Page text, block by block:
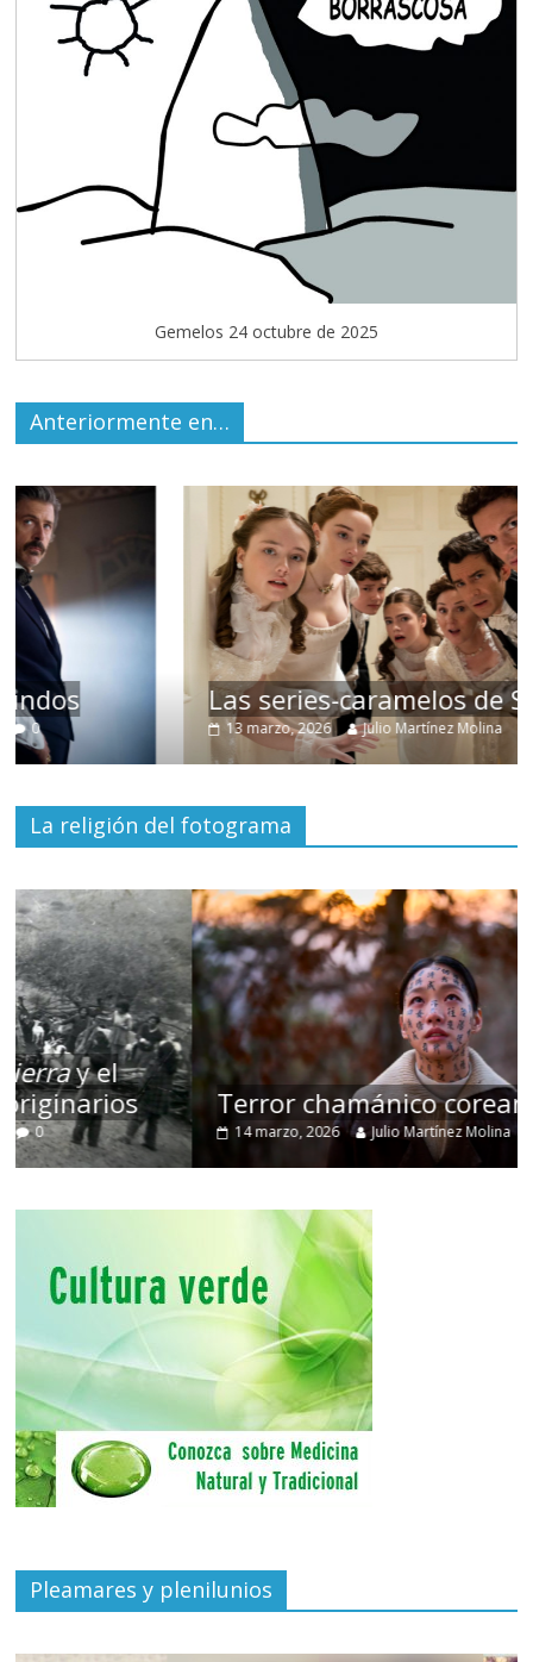
Gemelos 24 octubre de 2025
Anteriormente en…
Las series-caramelos de Shondaland
13 marzo, 2026 Julio Martínez Molina 0
La religión del fotograma
Terror chamánico coreano
14 marzo, 2026 Julio Martínez Molina 0
Pleamares y plenilunios